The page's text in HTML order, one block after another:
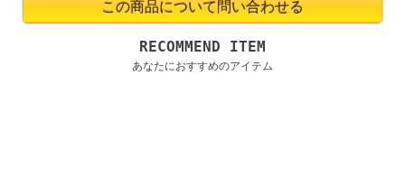
RECOMMEND ITEM
あなたにおすすめのアイテム